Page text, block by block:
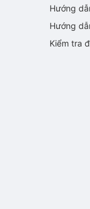
Hướng
Hướng
Kiểm tra